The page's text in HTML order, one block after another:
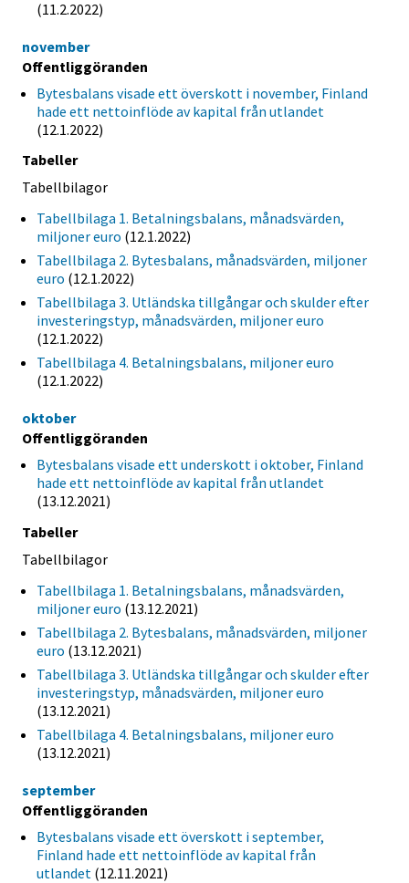
(11.2.2022)
november
Offentliggöranden
Bytesbalans visade ett överskott i november, Finland
hade ett nettoinflöde av kapital från utlandet
(12.1.2022)
Tabeller
Tabellbilagor
Tabellbilaga 1. Betalningsbalans, månadsvärden,
miljoner euro (12.1.2022)
Tabellbilaga 2. Bytesbalans, månadsvärden, miljoner
euro (12.1.2022)
Tabellbilaga 3. Utländska tillgångar och skulder efter
investeringstyp, månadsvärden, miljoner euro
(12.1.2022)
Tabellbilaga 4. Betalningsbalans, miljoner euro
(12.1.2022)
oktober
Offentliggöranden
Bytesbalans visade ett underskott i oktober, Finland
hade ett nettoinflöde av kapital från utlandet
(13.12.2021)
Tabeller
Tabellbilagor
Tabellbilaga 1. Betalningsbalans, månadsvärden,
miljoner euro (13.12.2021)
Tabellbilaga 2. Bytesbalans, månadsvärden, miljoner
euro (13.12.2021)
Tabellbilaga 3. Utländska tillgångar och skulder efter
investeringstyp, månadsvärden, miljoner euro
(13.12.2021)
Tabellbilaga 4. Betalningsbalans, miljoner euro
(13.12.2021)
september
Offentliggöranden
Bytesbalans visade ett överskott i september,
Finland hade ett nettoinflöde av kapital från
utlandet (12.11.2021)